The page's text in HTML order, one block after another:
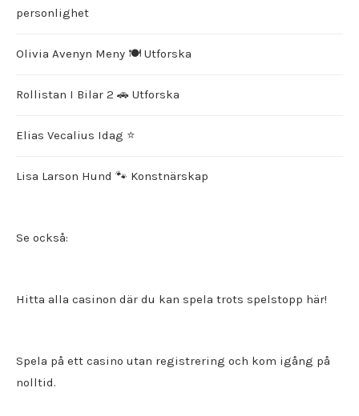
personlighet
Olivia Avenyn Meny 🍽️ Utforska
Rollistan I Bilar 2 🚗 Utforska
Elias Vecalius Idag ⭐️
Lisa Larson Hund 🐾 Konstnärskap
Se också:
Hitta alla casinon där du kan spela trots spelstopp här!
Spela på ett casino utan registrering och kom igång på
nolltid.